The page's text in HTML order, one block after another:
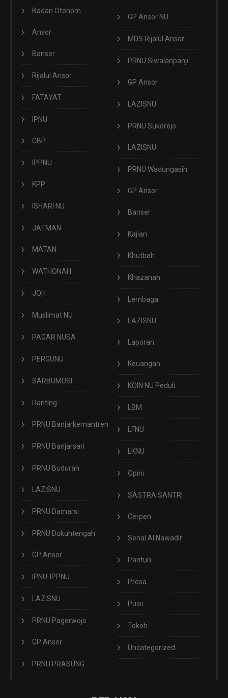
Badan Otonom
Ansor
Banser
Rijalul Ansor
FATAYAT
IPNU
CBP
IPPNU
KPP
ISHARI NU
JATMAN
MATAN
WATHONAH
JQH
Muslimat NU
PAGAR NUSA
PERGUNU
SARBUMUSI
Ranting
PRNU Banjarkemantren
PRNU Banjarsari
PRNU Buduran
LAZISNU
PRNU Damarsi
PRNU Dukuhtengah
GP Ansor
IPNU-IPPNU
LAZISNU
PRNU Pagerwojo
GP Ansor
PRNU PRASUNG
GP Ansor NU
MDS Rijalul Ansor
PRNU Siwalanpanji
GP Ansor
LAZISNU
PRNU Sukorejo
LAZISNU
PRNU Wadungasih
GP Ansor
Banser
Kajian
Khutbah
Khazanah
Lembaga
LAZISNU
Laporan
Keuangan
KOIN NU Peduli
LBM
LFNU
LKNU
Opini
SASTRA SANTRI
Cerpen
Serial Al Nawadir
Pantun
Prosa
Puisi
Tokoh
Uncategorized